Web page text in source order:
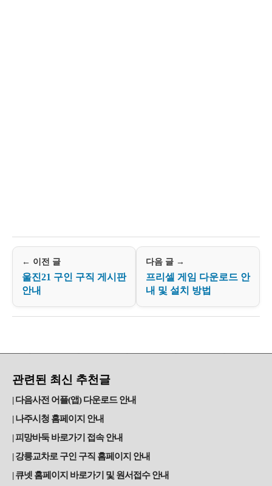
← 이전 글
울진21 구인 구직 게시판
안내
다음 글 →
프리셀 게임 다운로드 안
내 및 설치 방법
관련된 최신 추천글
다음사전 어플(앱) 다운로드 안내
나주시청 홈페이지 안내
피망바둑 바로가기 접속 안내
강릉교차로 구인 구직 홈페이지 안내
큐넷 홈페이지 바로가기 및 원서접수 안내